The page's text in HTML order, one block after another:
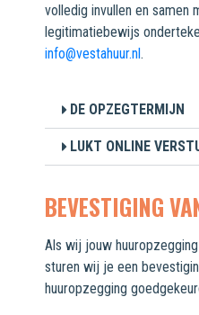
volledig invullen en samen
legitimatiebewijs
info@vestahuur.nl.
DE OPZEGTERMIJN
LUKT ONLINE
BEVESTIGING
Als wij jouw
sturen wij je een
huuropzegging